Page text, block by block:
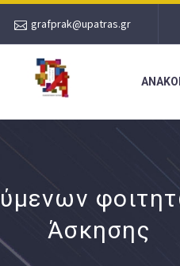
grafprak@upatras.gr
Άσκησης